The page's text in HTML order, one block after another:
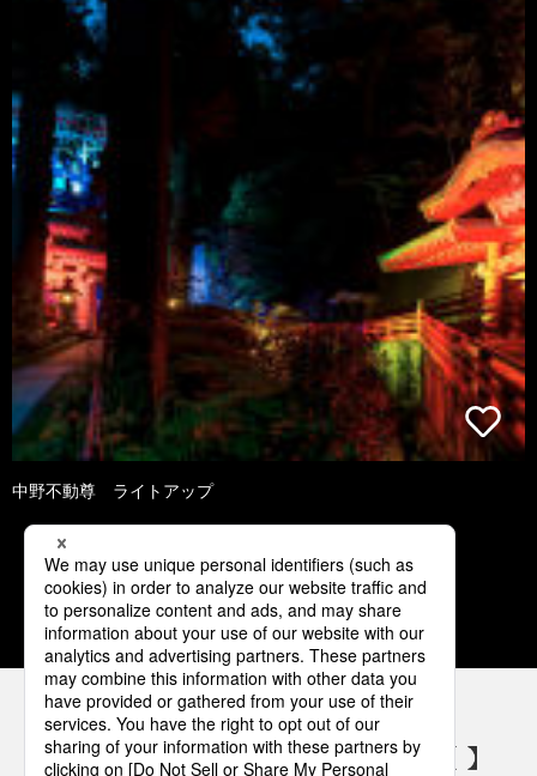
中野不動尊 ライトアップ
1 2 3 4
パナソニックの電気設備 SNSアカウント